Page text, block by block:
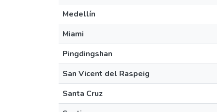
Medellín
Miami
Pingdingshan
San Vicent del Raspeig
Santa Cruz